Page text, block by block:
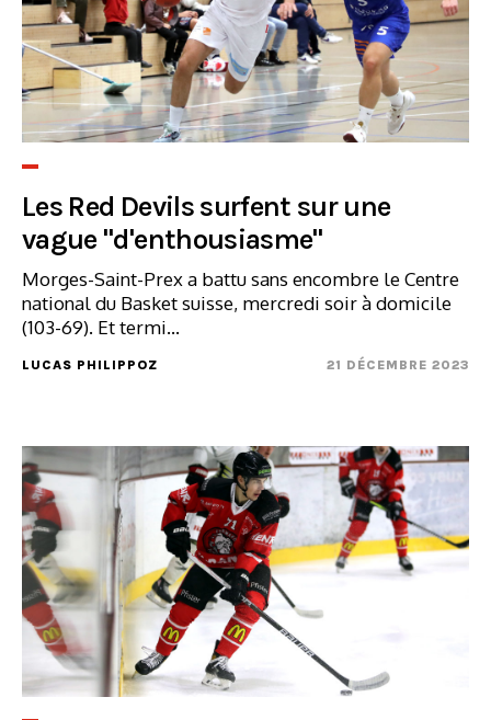
Les Red Devils surfent sur une
vague "d'enthousiasme"
Morges-Saint-Prex a battu sans encombre le Centre
national du Basket suisse, mercredi soir à domicile
(103-69). Et termi...
LUCAS PHILIPPOZ 21 DÉCEMBRE 2023